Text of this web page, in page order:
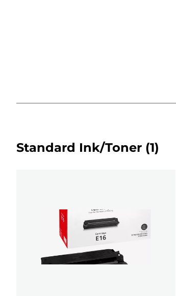
Standard Ink/Toner (1)